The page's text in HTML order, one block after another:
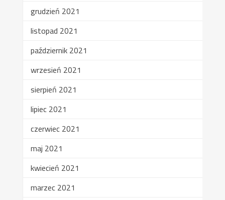
grudzień 2021
listopad 2021
październik 2021
wrzesień 2021
sierpień 2021
lipiec 2021
czerwiec 2021
maj 2021
kwiecień 2021
marzec 2021